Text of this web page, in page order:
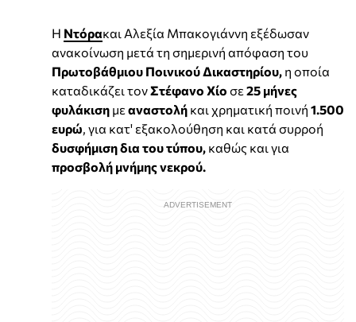
Η Ντόρακαι Αλεξία Μπακογιάννη εξέδωσαν
ανακοίνωση μετά τη σημερινή απόφαση του
Πρωτοβάθμιου Ποινικού Δικαστηρίου, η οποία
καταδικάζει τονΣτέφανο Χίο σε 25 μήνες
φυλάκιση με αναστολή και χρηματική ποινή 1.500
ευρώ , για κατ' εξακολούθηση και κατά συρροή
δυσφήμιση δια του τύπου, καθώς και για
προσβολή μνήμης νεκρού.